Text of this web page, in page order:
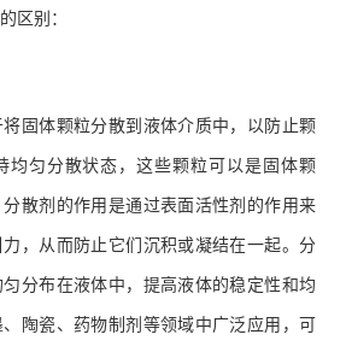
区别：
固体颗粒分散到液体介质中，以防止颗
均匀分散状态，这些颗粒可以是固体颗
散剂的作用是通过表面活性剂的作用来
，从而防止它们沉积或凝结在一起。分
分布在液体中，提高液体的稳定性和均
陶瓷、药物制剂等领域中广泛应用，可